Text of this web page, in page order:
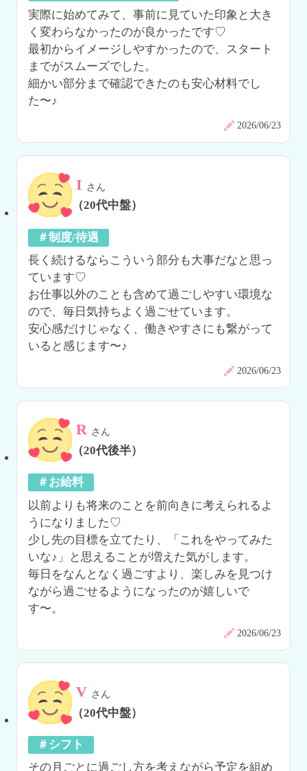
実際に始めてみて、事前に見ていた印象と大き
く変わらなかったのが良かったです♡
最初からイメージしやすかったので、スタート
までがスムーズでした。
細かい部分まで確認できたのも安心材料でし
た〜♪
2026/06/23
I さん
（20代中盤）
＃制度/待遇
長く続けるならこういう部分も大事だなと思っ
ています♡
お仕事以外のことも含めて過ごしやすい環境な
ので、毎日気持ちよく過ごせています。
安心感だけじゃなく、働きやすさにも繋がって
いると感じます〜♪
2026/06/23
R さん
（20代後半）
＃お給料
以前よりも将来のことを前向きに考えられるよ
うになりました♡
少し先の目標を立てたり、「これをやってみた
いな♪」と思えることが増えた気がします。
毎日をなんとなく過ごすより、楽しみを見つけ
ながら過ごせるようになったのが嬉しいで
す〜。
2026/06/23
V さん
（20代中盤）
＃シフト
その月ごとに過ごし方を考えながら予定を組め